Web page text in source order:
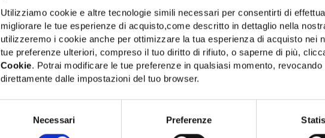
Utilizziamo cookie e altre tecnologie simili necessari per consentirti di
migliorare le tue esperienze di acquisto,come descritto in dettaglio nella
utilizzeremo i cookie anche per ottimizzare la tua esperienza di acquisto nei
tue preferenze ulteriori, compreso il tuo diritto di rifiuto, o saperne di più,
Cookie. Potrai modificare le tue preferenze in qualsiasi momento,
direttamente dalle impostazioni del tuo browser.
Necessari Preferenze